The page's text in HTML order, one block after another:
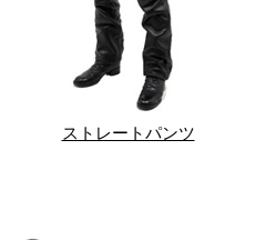
ストレートパンツ